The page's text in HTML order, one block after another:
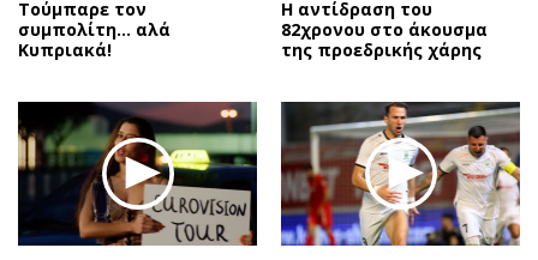
Τούμπαρε τον
συμπολίτη… αλά
Κυπριακά!
Η αντίδραση του
82χρονου στο άκουσμα
της προεδρικής χάρης